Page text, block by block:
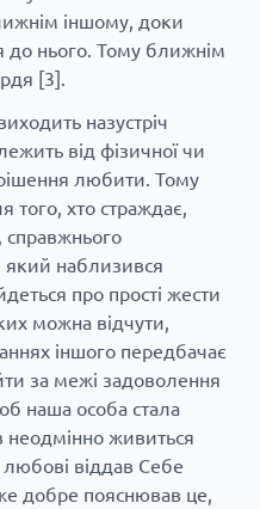
іншому, доки
до нього. Тому ближнім
[3].
назустріч
від фізичної чи
рішення любити. Тому
того, хто страждає,
справжнього
наблизився
про прості жести
можна відчути,
іншого передбачає
за межі задоволення
наша особа стала
живиться
віддав Себе
добре пояснював це,